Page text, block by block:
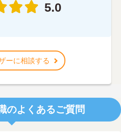
5.0
ーに相談する
のよくあるご質問